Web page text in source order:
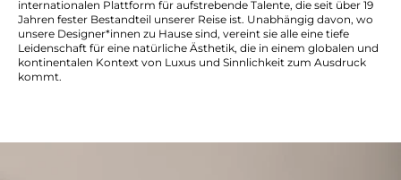
internationalen Plattform für aufstrebende Talente, die seit über 19
Jahren fester Bestandteil unserer Reise ist. Unabhängig davon, wo
unsere Designer*innen zu Hause sind, vereint sie alle eine tiefe
Leidenschaft für eine natürliche Ästhetik, die in einem globalen und
kontinentalen Kontext von Luxus und Sinnlichkeit zum Ausdruck
kommt.